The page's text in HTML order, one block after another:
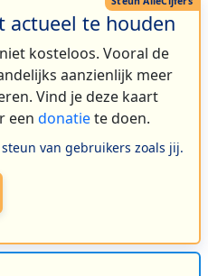
actueel te houden
kosteloos. Vooral de
aanzienlijk meer
Vind je deze kaart
een donatiete doen.
van gebruikers zoals jij.